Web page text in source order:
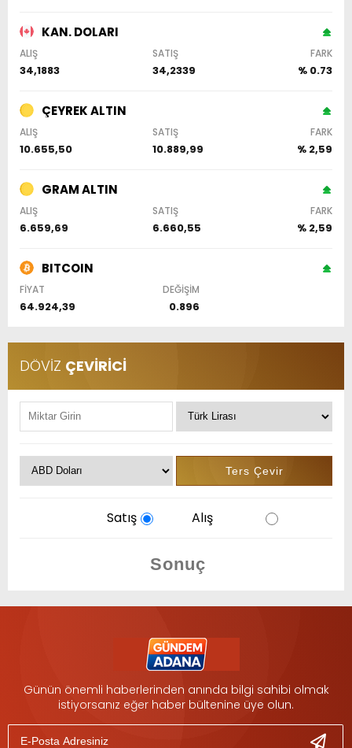
KAN. DOLARI
ALIŞ SATIŞ FARK
34,1883 34,2339 % 0.73
ÇEYREK ALTIN
ALIŞ SATIŞ FARK
10.655,50 10.889,99 % 2,59
GRAM ALTIN
ALIŞ SATIŞ FARK
6.659,69 6.660,55 % 2,59
BITCOIN
FİYAT DEĞİŞİM
64.924,39 0.896
DÖVİZ ÇEVİRİCİ
Satış Alış
Günün önemli haberlerinden anında bilgi sahibi olmak
istiyorsanız eğer haber bültenine üye olun.